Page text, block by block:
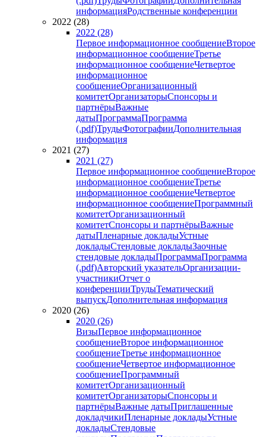
информацияРодственные конференции
2022 (28)
2022 (28)
Первое информационное сообщениеВторое
информационное сообщениеТретье
информационное сообщениеЧетвертое
информационное
сообщениеОрганизационный
комитетОрганизаторыСпонсоры и
партнёрыВажные
датыПрограммаПрограмма
(.pdf)ТрудыФотографииДополнительная
информация
2021 (27)
2021 (27)
Первое информационное сообщениеВторое
информационное сообщениеТретье
информационное сообщениеЧетвертое
информационное сообщениеПрограммный
комитетОрганизационный
комитетСпонсоры и партнёрыВажные
датыПленарные докладыУстные
докладыСтендовые докладыЗаочные
стендовые докладыПрограммаПрограмма
(.pdf)Авторский указательОрганизации-
участникиОтчет о
конференцииТрудыТематический
выпускДополнительная информация
2020 (26)
2020 (26)
ВизыПервое информационное
сообщениеВторое информационное
сообщениеТретье информационное
сообщениеЧетвертое информационное
сообщениеПрограммный
комитетОрганизационный
комитетОрганизаторыСпонсоры и
партнёрыВажные датыПриглашенные
докладчикиПленарные докладыУстные
докладыСтендовые